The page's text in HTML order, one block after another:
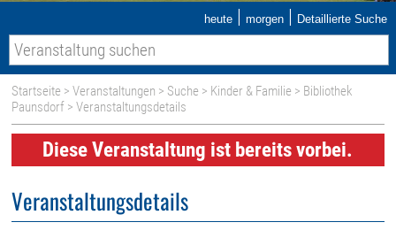
heute | morgen | Detaillierte Suche
Startseite >Veranstaltungen > Suche > Kinder & Familie > Bibliothek
Paunsdorf > Veranstaltungsdetails
Diese Veranstaltung ist bereits vorbei.
Veranstaltungsdetails